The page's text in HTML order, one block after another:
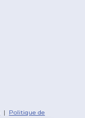
| Politique de